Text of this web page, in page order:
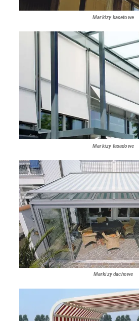
Markizy kasetowe
Markizy fasadowe
Markizy dachowe